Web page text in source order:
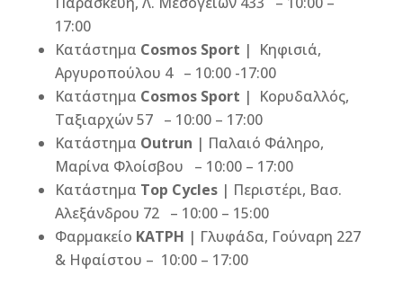
17:00
Κατάστημα Cosmos Sport | Κηφισιά,
Αργυροπούλου 4 – 10:00 -17:00
Κατάστημα Cosmos Sport | Κορυδαλλός,
Ταξιαρχών 57 – 10:00 – 17:00
Κατάστημα Outrun | Παλαιό Φάληρο,
Mαρίνα Φλοίσβου – 10:00 – 17:00
Κατάστημα Top Cycles| Περιστέρι, Βασ.
Αλεξάνδρου 72 – 10:00 – 15:00
Φαρμακείο ΚΑΤΡΗ | Γλυφάδα, Γούναρη 227
& Ηφαίστου – 10:00 – 17:00